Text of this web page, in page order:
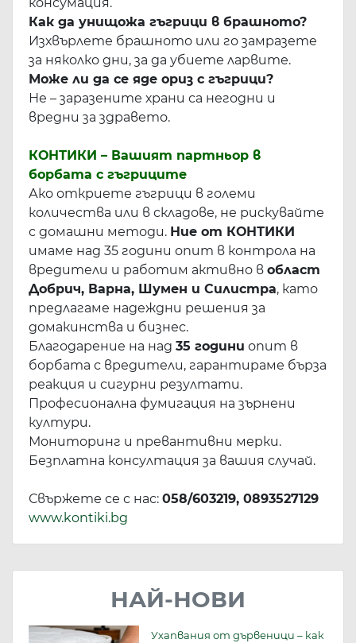
Как да унищожа гъгрици в брашното?
Изхвърлете брашното или го замразете
за няколко дни, за да убиете ларвите.
Може ли да се яде ориз с гъгрици?
Не – заразените храни са негодни и
вредни за здравето.
КОНТИКИ – Вашият партньор в
борбата с гъгриците
Ако откриете гъгрици в големи
количества или в складове, не рискувайте
с домашни методи. Ние от КОНТИКИ
имаме над 35 години опит в контрола на
вредители и работим активно в област
Добрич, Варна, Шумен и Силистра, като
предлагаме надеждни решения за
домакинства и бизнес.
Благодарение на над 35 години опит в
борбата с вредители, гарантираме бърза
реакция и сигурни резултати.
Професионална фумигация на зърнени
култури.
Мониторинг и превантивни мерки.
Безплатна консултация за вашия случай.
Свържете се с нас: 058/603219, 0893527129
www.kontiki.bg
НАЙ-НОВИ
Ухапвания от дървеници – как